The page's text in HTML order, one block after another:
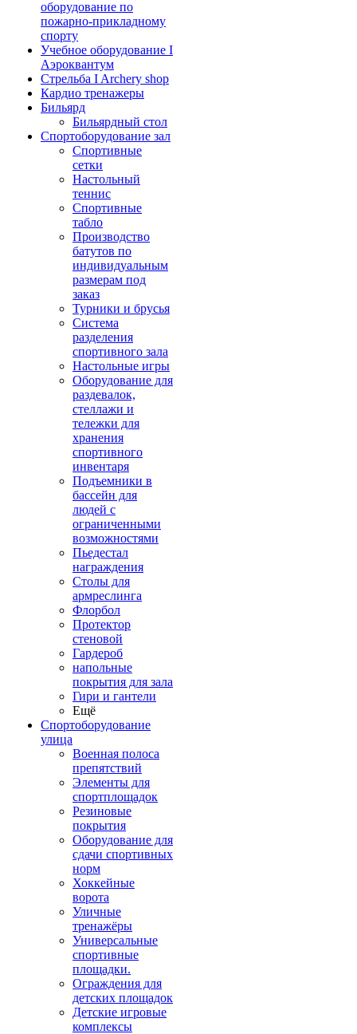
оборудование по
пожарно-прикладному
спорту
Учебное оборудование I
Аэроквантум
Стрельба I Archery shop
Кардио тренажеры
Бильярд
Бильярдный стол
Спортоборудование зал
Спортивные
сетки
Настольный
теннис
Спортивные
табло
Производство
батутов по
индивидуальным
размерам под
заказ
Турники и брусья
Система
разделения
спортивного зала
Настольные игры
Оборудование для
раздевалок,
стеллажи и
тележки для
хранения
спортивного
инвентаря
Подъемники в
бассейн для
людей с
ограниченными
возможностями
Пьедестал
награждения
Столы для
армреслинга
Флорбол
Протектор
стеновой
Гардероб
напольные
покрытия для зала
Гири и гантели
Ещё
Спортоборудование
улица
Военная полоса
препятствий
Элементы для
спортплощадок
Резиновые
покрытия
Оборудование для
сдачи спортивных
норм
Хоккейные
ворота
Уличные
тренажёры
Универсальные
спортивные
площадки.
Ограждения для
детских площадок
Детские игровые
комплексы